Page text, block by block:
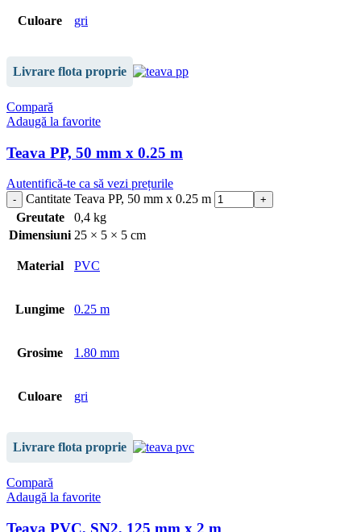
Culoare gri
Livrare flota proprie
Compară
Adaugă la favorite
Teava PP, 50 mm x 0.25 m
Autentifică-te ca să vezi prețurile
Cantitate Teava PP, 50 mm x 0.25 m
Greutate
0,4 kg
Dimensiuni 25 × 5 × 5 cm
Material PVC
Lungime 0.25 m
Grosime 1.80 mm
Culoare gri
Livrare flota proprie
Compară
Adaugă la favorite
Teava PVC, SN2, 125 mm x 2 m